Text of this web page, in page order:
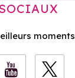
moments